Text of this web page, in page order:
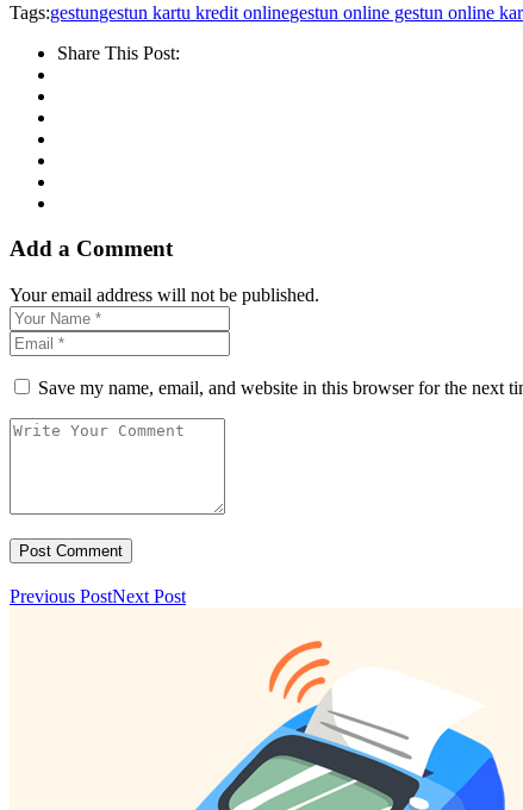
Tags:gestungestun kartu kredit onlinegestun online gestun online
Share This Post:
Add a Comment
Your email address will not be published.
Save my name, email, and website in this browser for the next
Previous PostNext Post